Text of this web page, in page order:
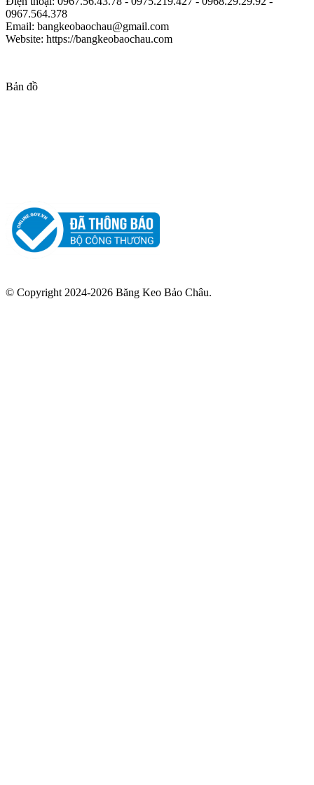
0967.564.378
Email: bangkeobaochau@gmail.com
Website: https://bangkeobaochau.com
Bản đồ
© Copyright 2024-2026 Băng Keo Bảo Châu.